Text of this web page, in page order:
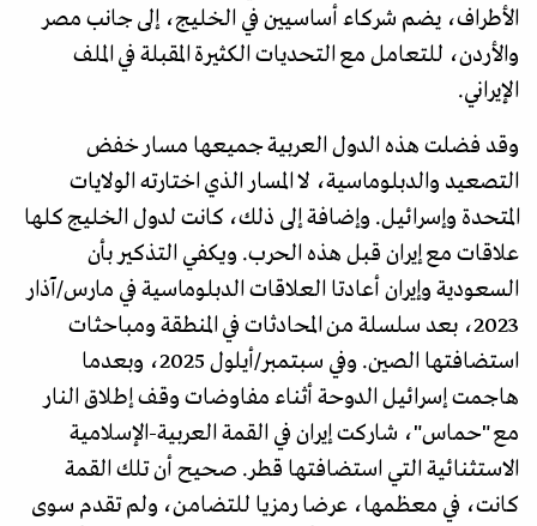
الأطراف، يضم شركاء أساسيين في الخليج، إلى جانب مصر
والأردن، للتعامل مع التحديات الكثيرة المقبلة في الملف
الإيراني.
وقد فضلت هذه الدول العربية جميعها مسار خفض
التصعيد والدبلوماسية، لا المسار الذي اختارته الولايات
المتحدة وإسرائيل. وإضافة إلى ذلك، كانت لدول الخليج كلها
علاقات مع إيران قبل هذه الحرب. ويكفي التذكير بأن
السعودية وإيران أعادتا العلاقات الدبلوماسية في مارس/آذار
2023، بعد سلسلة من المحادثات في المنطقة ومباحثات
استضافتها الصين. وفي سبتمبر/أيلول 2025، وبعدما
هاجمت إسرائيل الدوحة أثناء مفاوضات وقف إطلاق النار
مع "حماس"، شاركت إيران في القمة العربية-الإسلامية
الاستثنائية التي استضافتها قطر. صحيح أن تلك القمة
كانت، في معظمها، عرضا رمزيا للتضامن، ولم تقدم سوى